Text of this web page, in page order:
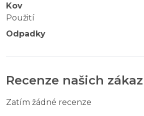
Kov
Použití
Odpadky
Recenze našich
Zatím žádné recenze